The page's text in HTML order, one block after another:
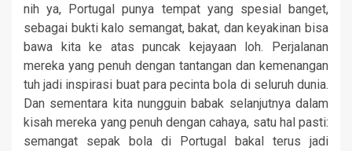
nih ya, Portugal punya tempat yang spesial banget,
sebagai bukti kalo semangat, bakat, dan keyakinan bisa
bawa kita ke atas puncak kejayaan loh. Perjalanan
mereka yang penuh dengan tantangan dan kemenangan
tuh jadi inspirasi buat para pecinta bola di seluruh dunia.
Dan sementara kita nungguin babak selanjutnya dalam
kisah mereka yang penuh dengan cahaya, satu hal pasti:
semangat sepak bola di Portugal bakal terus jadi